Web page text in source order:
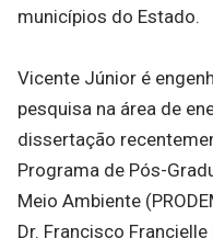
municípios do Estado.
Vicente Júnior é
pesquisa na área de
dissertação
Programa de Pós-
Meio Ambiente
Dr. Francisco